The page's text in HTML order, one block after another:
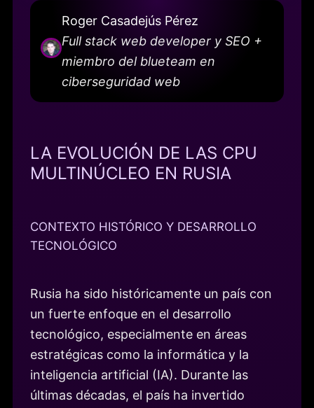
Roger Casadejús Pérez
Full stack web developer y SEO +
miembro del blueteam en
ciberseguridad web
LA EVOLUCIÓN DE LAS CPU
MULTINÚCLEO EN RUSIA
CONTEXTO HISTÓRICO Y DESARROLLO
TECNOLÓGICO
Rusia ha sido históricamente un país con
un fuerte enfoque en el desarrollo
tecnológico, especialmente en áreas
estratégicas como la informática y la
inteligencia artificial (IA). Durante las
últimas décadas, el país ha invertido